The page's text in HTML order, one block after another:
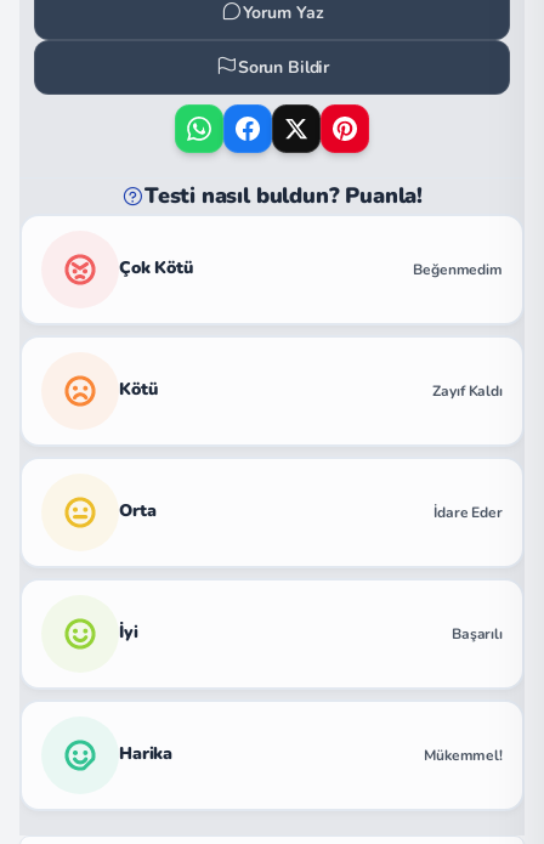
Yorum Yaz
Sorun Bildir
Testi nasıl buldun? Puanla!
Çok Kötü Beğenmedim
Kötü Zayıf Kaldı
Orta İdare Eder
İyi Başarılı
Harika Mükemmel!